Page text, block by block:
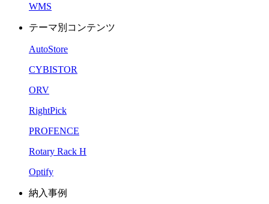
WMS
テーマ別コンテンツ
AutoStore
CYBISTOR
ORV
RightPick
PROFENCE
Rotary Rack H
Optify
納入事例